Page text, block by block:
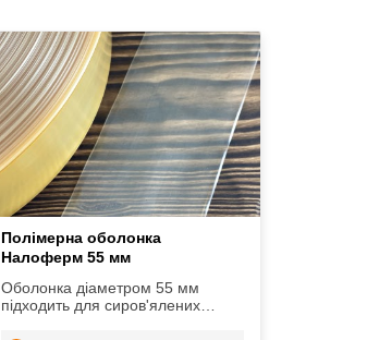
Полімерна оболонка
Налоферм 55 мм
Оболонка діаметром 55 мм
підходить для сиров'ялених